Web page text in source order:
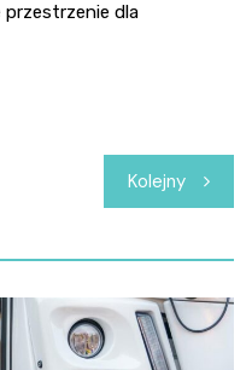
dla
Kolejny